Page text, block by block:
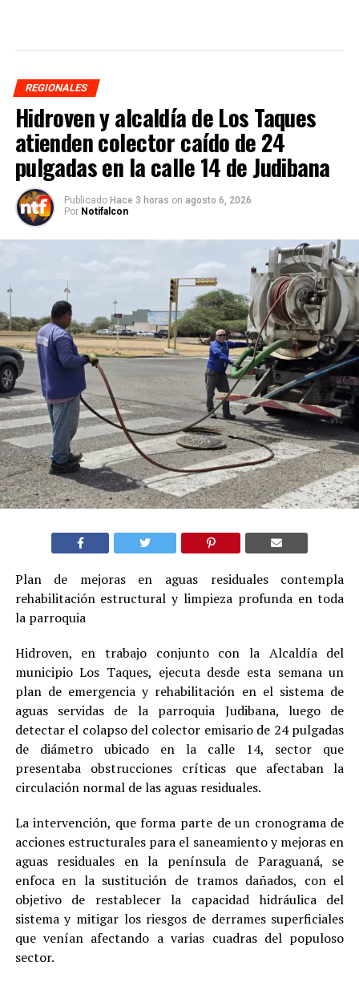
REGIONALES
Hidroven y alcaldía de Los Taques
atienden colector caído de 24
pulgadas en la calle 14 de Judibana
Publicado Hace 3 horas on agosto 6, 2026
Por Notifalcon
Plan de mejoras en aguas residuales contempla
rehabilitación estructural y limpieza profunda en toda
la parroquia
Hidroven, en trabajo conjunto con la Alcaldía del
municipio Los Taques, ejecuta desde esta semana un
plan de emergencia y rehabilitación en el sistema de
aguas servidas de la parroquia Judibana, luego de
detectar el colapso del colector emisario de 24 pulgadas
de diámetro ubicado en la calle 14, sector que
presentaba obstrucciones críticas que afectaban la
circulación normal de las aguas residuales.
La intervención, que forma parte de un cronograma de
acciones estructurales para el saneamiento y mejoras en
aguas residuales en la península de Paraguaná, se
enfoca en la sustitución de tramos dañados, con el
objetivo de restablecer la capacidad hidráulica del
sistema y mitigar los riesgos de derrames superficiales
que venían afectando a varias cuadras del populoso
sector.